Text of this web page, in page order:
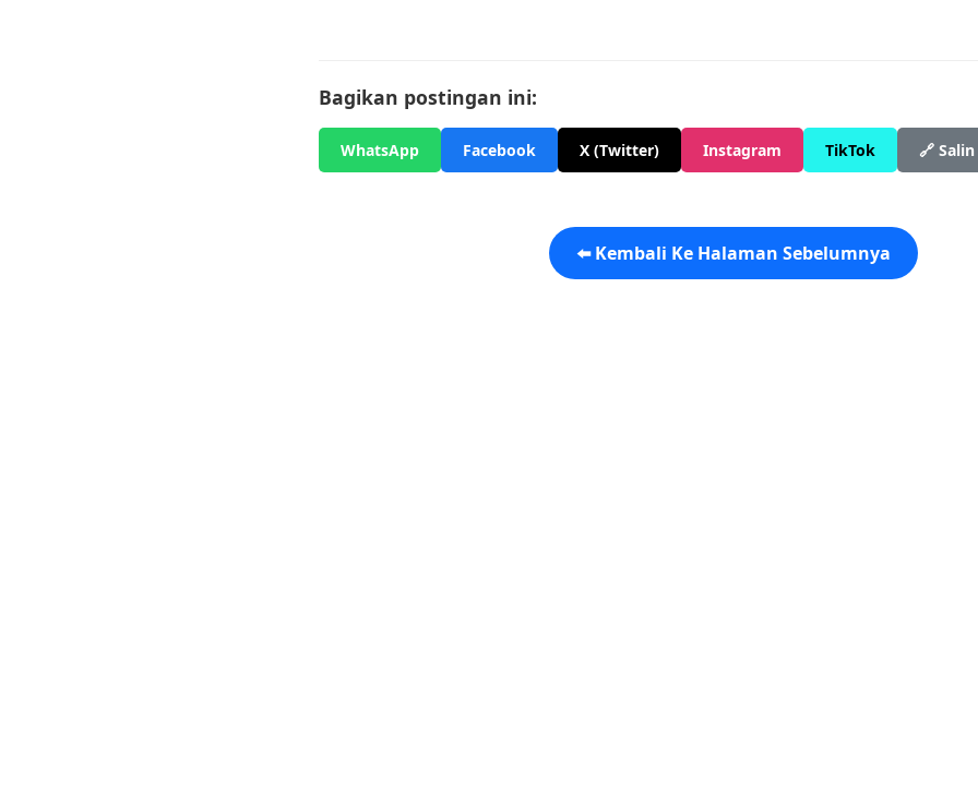
Bagikan postingan ini:
WhatsApp Facebook X (Twitter) Instagram TikTok 🔗
⬅️ Kembali Ke Halaman Sebelumnya